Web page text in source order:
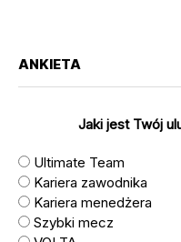
ANKIETA
Jaki jest Twój
Ultimate Team
Kariera zawodnika
Kariera menedżera
Szybki mecz